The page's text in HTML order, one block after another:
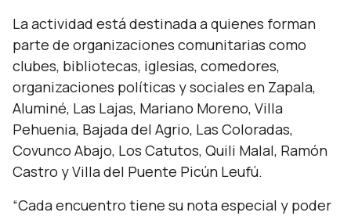
La actividad está destinada a quienes forman
parte de organizaciones comunitarias como
clubes, bibliotecas, iglesias, comedores,
organizaciones políticas y sociales en Zapala,
Aluminé, Las Lajas, Mariano Moreno, Villa
Pehuenia, Bajada del Agrio, Las Coloradas,
Covunco Abajo, Los Catutos, Quili Malal, Ramón
Castro y Villa del Puente Picún Leufú.
“Cada encuentro tiene su nota especial y poder